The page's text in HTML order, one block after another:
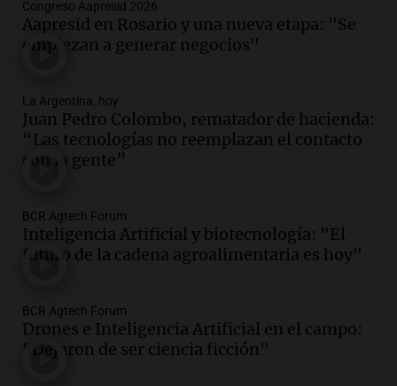
Audio.La historia de la servilleta que
firmó Jorge Messi para el primer
Episodios
Audio.Joan Gaspart: "Sin Jorge, no sé si
Messi hubiera llegado adonde llegó"
Audio.El orgullo y el sueño argentino de
Jorge Messi en una entrevista con Rony
Episodios
Audio.El abuelo de Agostina Vega, tras
Congreso Aapresid 2026
Aapresid en Rosario y una nueva etapa: "Se
empiezan a generar negocios"
La Argentina, hoy
Juan Pedro Colombo, rematador de hacienda:
“Las tecnologías no reemplazan el contacto
con la gente”
BCR Agtech Forum
Inteligencia Artificial y biotecnología: "El
futuro de la cadena agroalimentaria es hoy"
BCR Agtech Forum
Drones e Inteligencia Artificial en el campo:
"Dejaron de ser ciencia ficción"